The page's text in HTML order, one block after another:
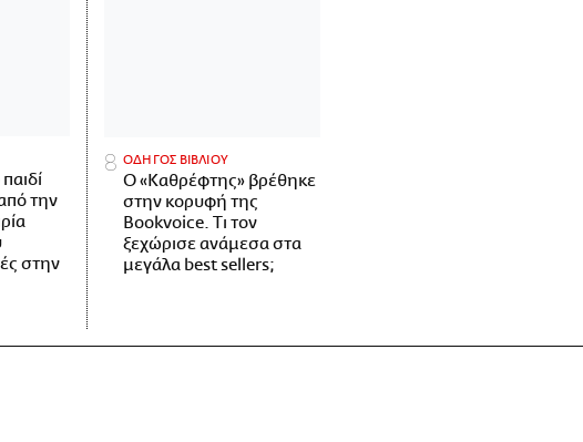
την
στην
ΟΔΗΓΟΣ ΒΙΒΛΙΟΥ
Ο «Καθρέφτης» βρέθηκε
στην κορυφή της
Bookvoice. Τι τον
ξεχώρισε ανάμεσα στα
μεγάλα best sellers;